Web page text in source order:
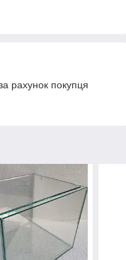
рахунок покупця